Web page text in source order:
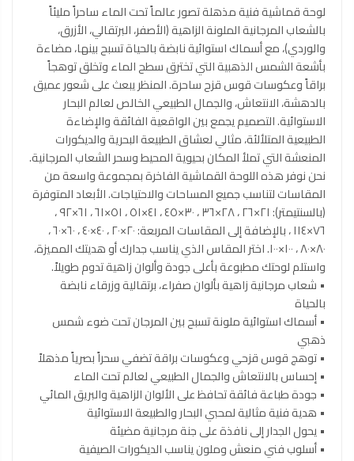
لوحة قماشية فنية مذهلة تصور عالماً تحت الماء ساحراً مليئاً
بالشعاب المرجانية الملونة الزاهية (الأصفر، البرتقالي، الأزرق،
والوردي)، مع أسماك استوائية نابضة بالحياة تسبح بينها، مضاءة
بأشعة الشمس الذهبية التي تخترق سطح الماء وتخلق توهجاً
براقاً وعكوسات قوس قزح ساحرة. المنظر يبعث على شعور عميق
بالدهشة، الانتعاش، والجمال الطبيعي الخالص لعالم البحار
الاستوائية. التصميم يجمع بين الواقعية الفائقة والإضاءة
الطبيعية المتلألئة، مثالي لعشاق الطبيعة البحرية والديكورات
المنعشة التي تملأ المكان بحيوية المحيط وسحر الشعاب المرجانية.
نحن نوفر هذه اللوحة القماشية الفاخرة بمجموعة واسعة من
المقاسات لتناسب جميع المساحات والاحتياجات. الأبعاد المتوفرة
(بالسنتيمتر): ٢١×٢٦ ، ٢٨×٣٦ ، ٣٠×٤٥ ، ٤١×٥١ ، ٥١×٦١ ، ٦١×٩٢ ،
٧٦×١١٤ ، بالإضافة إلى المقاسات المربعة: ٢٠×٢٠ ، ٤٠×٤٠ ، ٦٠×٦٠ ،
٨٠×٨٠ ، ١٠٠×١٠٠. اختر المقاس الذي يناسب جدارك أو هديتك المميزة،
واستلم لوحتك مطبوعة بأعلى جودة وألوان زاهية تدوم طويلاً.
• شعاب مرجانية زاهية بألوان صفراء، برتقالية وزرقاء نابضة
بالحياة
• أسماك استوائية ملونة تسبح بين المرجان تحت ضوء شمس
ذهبي
• توهج قوس قزحي وعكوسات براقة تضفي سحراً بصرياً مذهلاً
• إحساس بالانتعاش والجمال الطبيعي لعالم تحت الماء
• جودة طباعة فائقة تحافظ على الألوان الزاهية والبريق المائي
• هدية فنية مثالية لمحبي البحار والطبيعة الاستوائية
• يحول الجدار إلى نافذة على جنة مرجانية مضيئة
• أسلوب فني منعش وملون يناسب الديكورات الصيفية